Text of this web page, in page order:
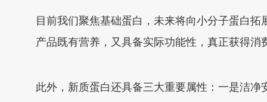
目前我们聚焦基础蛋白，未来将向小分子蛋白
产品既有营养，又具备实际功能性，真正获得消
此外，新质蛋白还具备三大重要属性：一是洁